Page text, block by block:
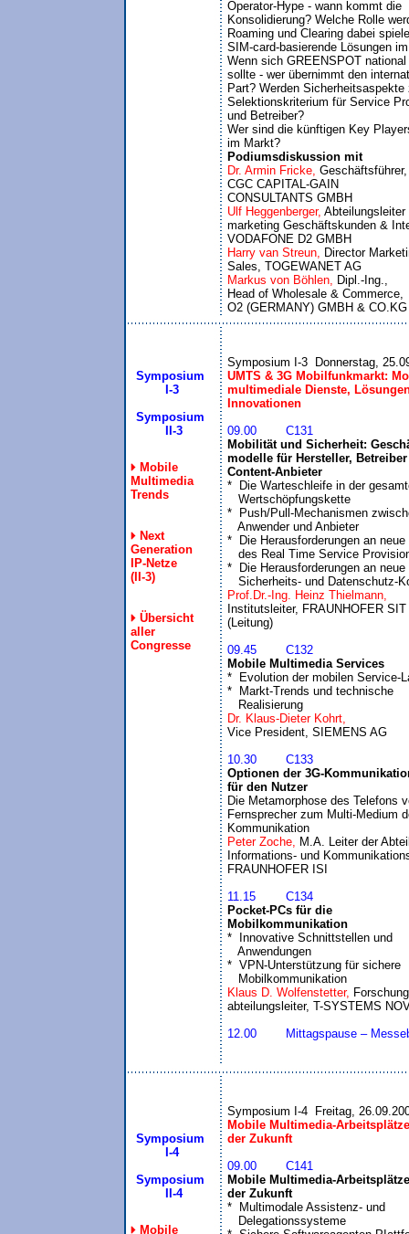
Operator-Hype - wann kommt die
Konsolidierung? Welche Rolle
Roaming und Clearing dabei
SIM-card-basierende Lösungen
Wenn sich GREENSPOT
sollte - wer übernimmt den
Part? Werden
Selektionskriterium für Service
und Betreiber?
Wer sind die künftigen Key
Podiumsdiskussion mit
Dr. Armin Fricke, Geschäftsführer,
CGC CAPITAL-GAIN
CONSULTANTS GMBH
Ulf Heggenberger, Abteilungsleiter
marketing Geschäftskunden &
VODAFONE D2 GMBH
Harry van Streun, Director
Sales, TOGEWANET AG
Markus von Böhlen, Dipl.-Ing.,
Head of Wholesale & Commerce,
O2 (GERMANY) GMBH & CO.KG
Symposium
I-3
Symposium
  II-3
Mobile
Multimedia
Trends
Next
Generation
IP-Netze
(II-3)
Übersicht
aller
Congresse
Symposium I-3  Donnerstag,
UMTS & 3G Mobilfunkmarkt:
multimediale Dienste,
Innovationen
09.00	C131
Mobilität und Sicherheit:
modelle für Hersteller,
Content-Anbieter
*  Die Warteschleife in der
   Wertschöpfungskette
*  Push/Pull-Mechanismen
   Anwender und Anbieter
*  Die Herausforderungen an neue
des Real Time Service
*  Die Herausforderungen an neue
Sicherheits- und Datenschutz-
Prof.Dr.-Ing. Heinz Thielmann,
Institutsleiter, FRAUNHOFER SIT
09.45	C132
Mobile Multimedia Services
*  Evolution der mobilen Service-
*  Markt-Trends und technische
   Realisierung
Dr. Klaus-Dieter Kohrt,
10.30	C133
Optionen der 3G-
für den Nutzer
Die Metamorphose des Telefons
Fernsprecher zum Multi-Medium
Kommunikation
Peter Zoche, M.A. Leiter der
Informations- und
11.15	C134
Pocket-PCs für die
Mobilkommunikation
*  Innovative Schnittstellen und
   Anwendungen
*  VPN-Unterstützung für sichere
   Mobilkommunikation
Klaus D. Wolfenstetter,
12.00	Mittagspause –
Symposium
I-4
Symposium
  II-4
Mobile
Symposium I-4  Freitag,
Mobile Multimedia-
der Zukunft
09.00	C141
Mobile Multimedia-
der Zukunft
*  Multimodale Assistenz- und
   Delegationssysteme